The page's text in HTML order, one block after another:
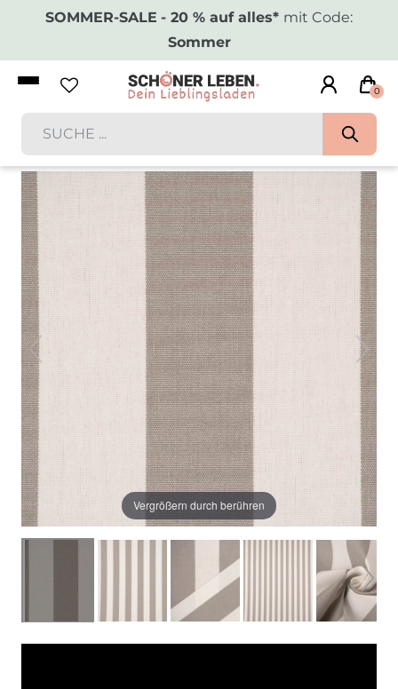
SOMMER-SALE - 20 % auf alles* mit Code:
Sommer
0
Vergrößern durch berühren